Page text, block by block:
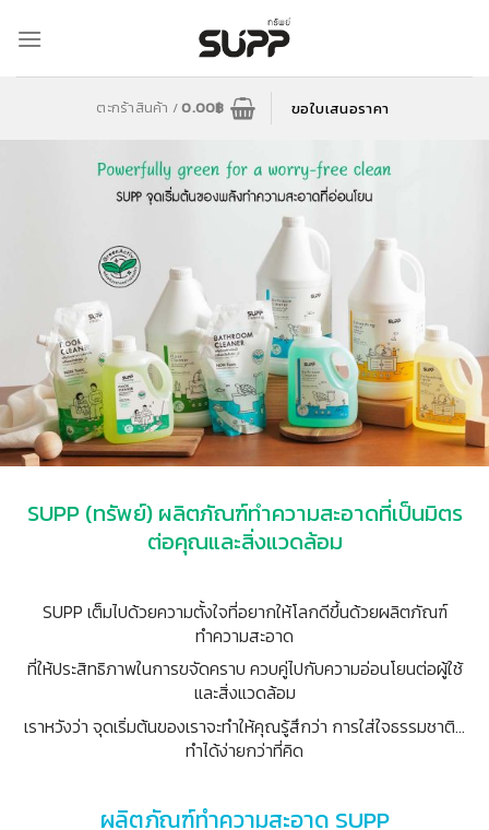
ตะกร้าสินค้า /0.00฿ ขอใบเสนอราคา
SUPP (ทรัพย์) ผลิตภัณฑ์ทำความสะอาดที่เป็นมิตร
ต่อคุณและสิ่งแวดล้อม
SUPP เต็มไปด้วยความตั้งใจที่อยากให้โลกดีขึ้นด้วยผลิตภัณฑ์
ทำความสะอาด
ที่ให้ประสิทธิภาพในการขจัดคราบ ควบคู่ไปกับความอ่อนโยนต่อผู้ใช้
และสิ่งแวดล้อม
เราหวังว่า จุดเริ่มต้นของเราจะทำให้คุณรู้สึกว่า การใส่ใจธรรมชาติ…
ทำได้ง่ายกว่าที่คิด
ผลิตภัณฑ์ทำความสะอาด SUPP